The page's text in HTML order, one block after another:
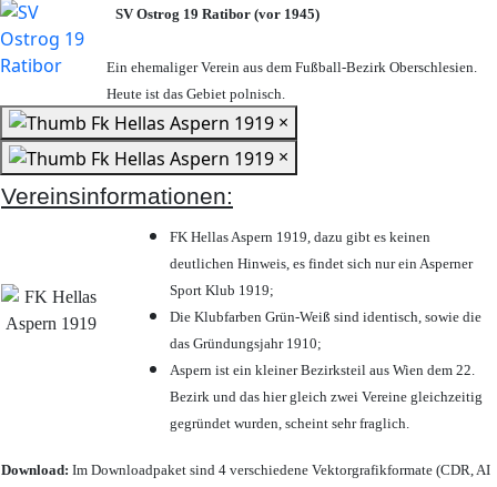
SV Ostrog 19 Ratibor (vor 1945)
Ein ehemaliger Verein aus dem Fußball-Bezirk Oberschlesien.
Heute ist das Gebiet polnisch.
×
×
Vereinsinformationen:
FK Hellas Aspern 1919, dazu gibt es keinen
deutlichen Hinweis, es findet sich nur ein Asperner
Sport Klub 1919;
Die Klubfarben Grün-Weiß sind identisch, sowie die
das Gründungsjahr 1910;
Aspern ist ein kleiner Bezirksteil aus Wien dem 22.
Bezirk und das hier gleich zwei Vereine gleichzeitig
gegründet wurden, scheint sehr fraglich.
Download: Im Downloadpaket sind 4 verschiedene Vektorgrafikformate (CDR, AI